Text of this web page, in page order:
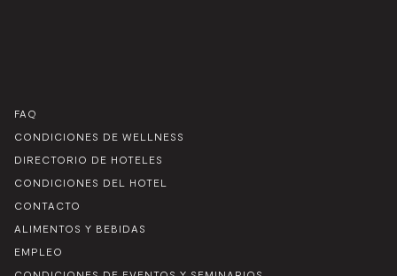
FAQ
CONDICIONES DE WELLNESS
DIRECTORIO DE HOTELES
CONDICIONES DEL HOTEL
CONTACTO
ALIMENTOS Y BEBIDAS
EMPLEO